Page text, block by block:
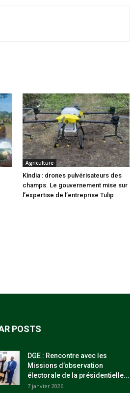
Agriculture
Kindia : drones pulvérisateurs des
champs. Le gouvernement mise sur
l’expertise de l’entreprise Tulip
POSTS
DGE : Rencontre avec les
Missions d’observation
électorale de la présidentielle...
7 janvier 2026